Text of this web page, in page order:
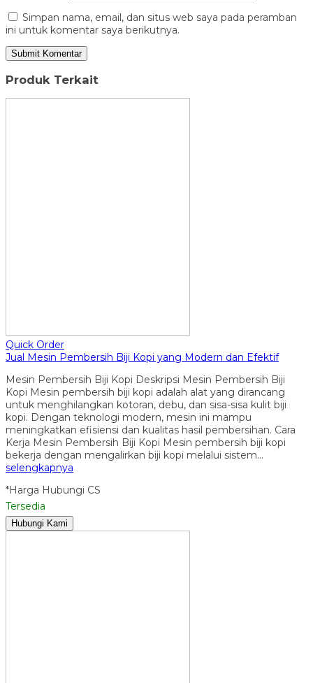
Simpan nama, email, dan situs web saya pada peramban
ini untuk komentar saya berikutnya.
Produk Terkait
Quick Order
Jual Mesin Pembersih Biji Kopi yang Modern dan Efektif
Mesin Pembersih Biji Kopi Deskripsi Mesin Pembersih Biji
Kopi Mesin pembersih biji kopi adalah alat yang dirancang
untuk menghilangkan kotoran, debu, dan sisa-sisa kulit biji
kopi. Dengan teknologi modern, mesin ini mampu
meningkatkan efisiensi dan kualitas hasil pembersihan. Cara
Kerja Mesin Pembersih Biji Kopi Mesin pembersih biji kopi
bekerja dengan mengalirkan biji kopi melalui sistem…
selengkapnya
*Harga Hubungi CS
Tersedia
Hubungi Kami